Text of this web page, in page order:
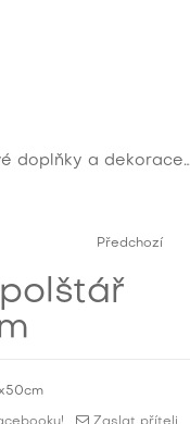
doplňky a dekorace
Předchozí